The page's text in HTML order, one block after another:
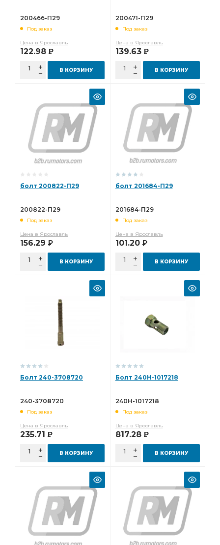
200466-П29
Под заказ
Цена в Ярославль
122.98 Р
В КОРЗИНУ
200471-П29
Под заказ
Цена в Ярославль
139.63 Р
В КОРЗИНУ
болт 200822-П29
200822-П29
Под заказ
Цена в Ярославль
156.29 Р
В КОРЗИНУ
болт 201684-П29
201684-П29
Под заказ
Цена в Ярославль
101.20 Р
В КОРЗИНУ
Болт 240-3708720
240-3708720
Под заказ
Цена в Ярославль
235.71 Р
В КОРЗИНУ
Болт 240Н-1017218
240Н-1017218
Под заказ
Цена в Ярославль
817.28 Р
В КОРЗИНУ